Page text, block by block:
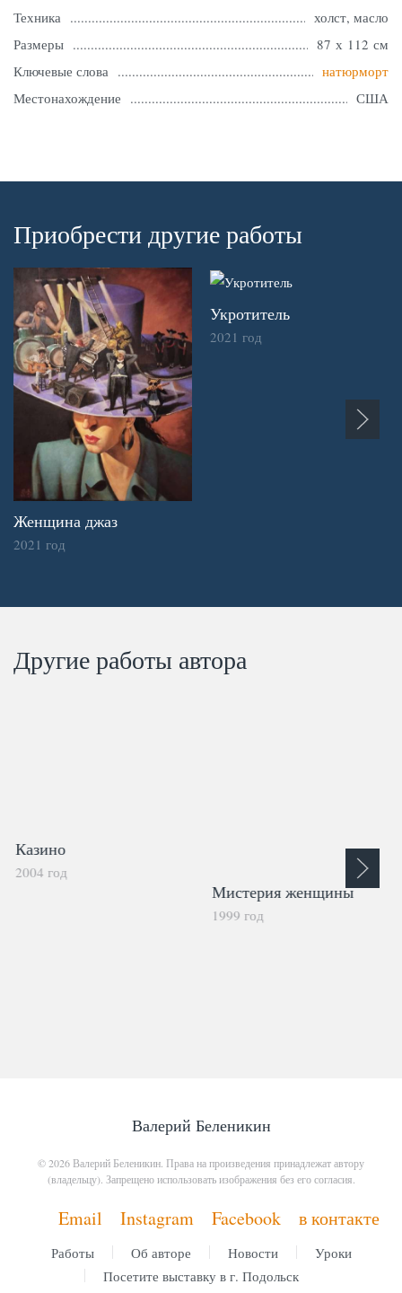
Техника
холст, масло
Размеры
87 х 112 см
Ключевые слова
натюрморт
Местонахождение
США
Приобрести другие работы
Женщина джаз
2021 год
Укротитель
2021 год
Другие работы автора
Казино
2004 год
Мистерия женщины
1999 год
Валерий Беленикин
© 2026 Валерий Беленикин . Права на произведения принадлежат автору
(владельцу). Запрещено использовать изображения без его согласия.
Email Instagram Facebook в контакте
Работы Об авторе Новости
Уроки
Посетите выставку в г. Подольск